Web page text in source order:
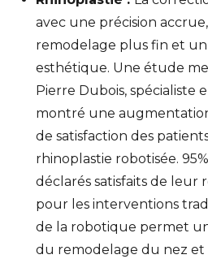
avec une précision
remodelage plus fin et
esthétique. Une étude
Pierre Dubois, spécialiste
montré une
de satisfaction des
rhinoplastie robotisée.
déclarés satisfaits de leur
pour les interventions
de la robotique permet
du remodelage du nez